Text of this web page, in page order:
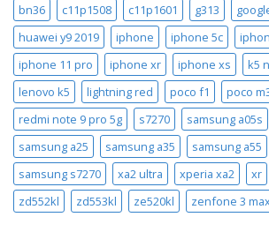
bn36
c11p1508 c11p1601 g313
huawei y9 2019
iphone iphone 5c
iphone 11 pro
iphone xr iphone xs k5
lenovo k5
lightning red poco f1
poco
redmi note 9 pro 5g
s7270 samsung a05s
samsung a25
samsung a35 samsung a55
samsung s7270
xa2 ultra xperia xa2 xr
zd552kl
zd553kl ze520kl zenfone 3